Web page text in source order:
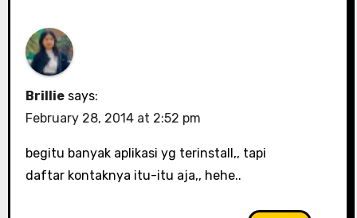
Brillie says:
February 28, 2014 at 2:52 pm
begitu banyak aplikasi yg terinstall,, tapi
daftar kontaknya itu-itu aja,, hehe..